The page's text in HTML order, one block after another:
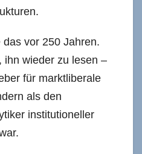
vor 250 Jahren.
ihn wieder zu lesen –
für marktliberale
als den
institutioneller